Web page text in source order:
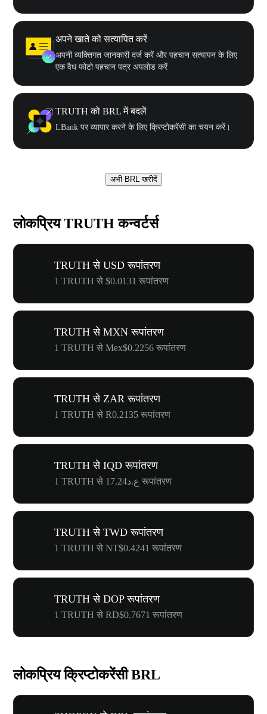
अपने खाते को सत्यापित करें
अपनी व्यक्तिगत जानकारी दर्ज करें और पहचान सत्यापन के लिए
एक वैध फोटो पहचान पत्र अपलोड करें
TRUTH को BRL में बदलें
LBank पर व्यापार करने के लिए क्रिप्टोकरेंसी का चयन करें।
अभी BRL खरीदें
लोकप्रिय TRUTH कन्वर्टर्स
TRUTH से USD रूपांतरण
1 TRUTH से $0.0131 रूपांतरण
TRUTH से MXN रूपांतरण
1 TRUTH से Mex$0.2256 रूपांतरण
TRUTH से ZAR रूपांतरण
1 TRUTH से R0.2135 रूपांतरण
TRUTH से IQD रूपांतरण
1 TRUTH से ع.د17.24 रूपांतरण
TRUTH से TWD रूपांतरण
1 TRUTH से NT$0.4241 रूपांतरण
TRUTH से DOP रूपांतरण
1 TRUTH से RD$0.7671 रूपांतरण
लोकप्रिय क्रिप्टोकरेंसी BRL